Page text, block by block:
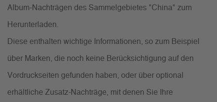
Album-Nachträgen des Sammelgebietes "China" zum
Herunterladen.
Diese enthalten wichtige Informationen, so zum Beispiel
über Marken, die noch keine Berücksichtigung auf den
Vordruckseiten gefunden haben, oder über optional
erhältliche Zusatz-Nachträge, mit denen Sie Ihre